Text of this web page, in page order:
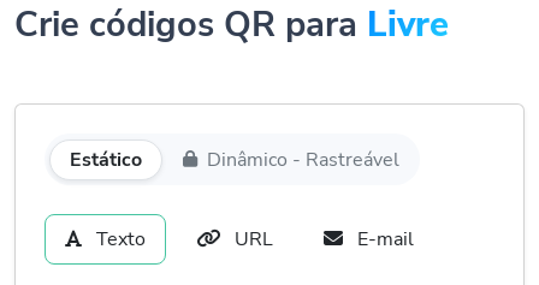
Crie códigos QR para Livre
Estático Dinâmico - Rastreável
Texto URL E-mail